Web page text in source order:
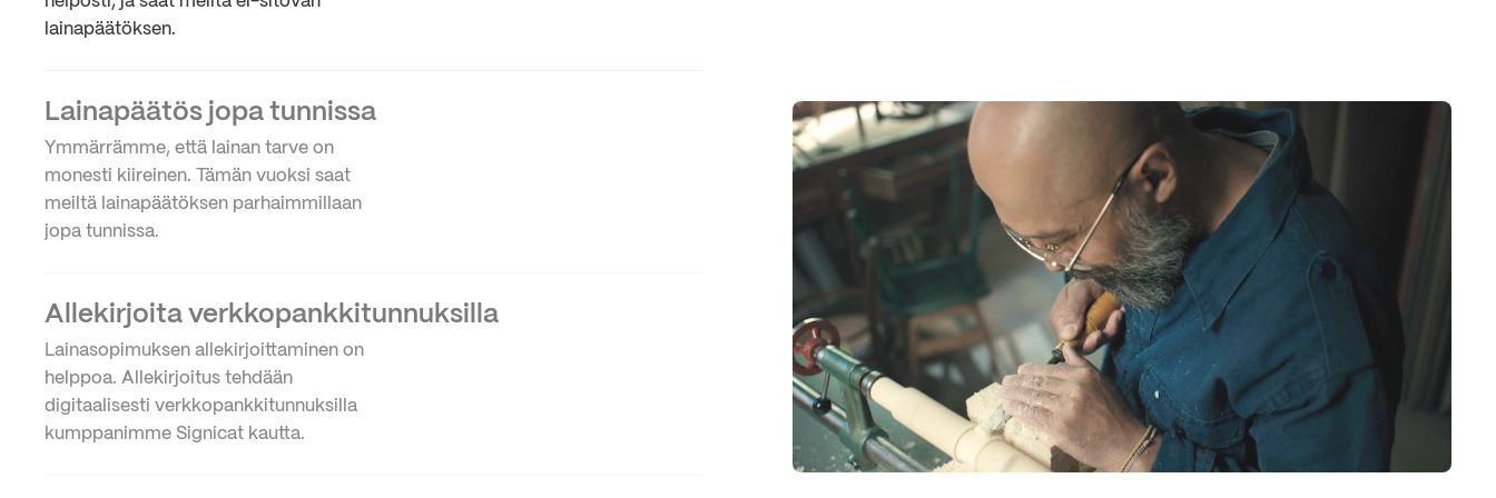
lainapäätöksen.
Lainapäätös jopa tunnissa
Ymmärrämme, että lainan tarve on
monesti kiireinen. Tämän vuoksi saat
meiltä lainapäätöksen parhaimmillaan
jopa tunnissa.
Allekirjoita verkkopankkitunnuksilla
Lainasopimuksen allekirjoittaminen on
helppoa. Allekirjoitus tehdään
digitaalisesti verkkopankkitunnuksilla
kumppanimme Signicat kautta.